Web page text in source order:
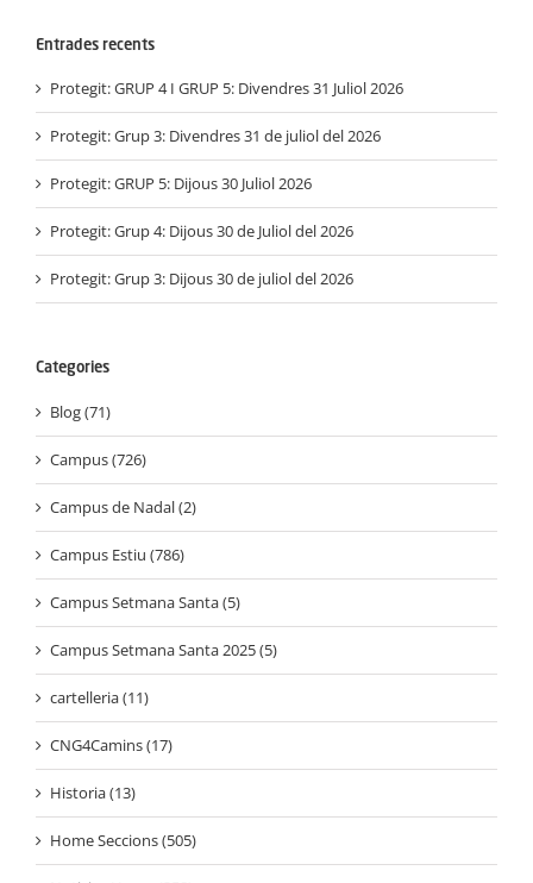
Entrades recents
Protegit: GRUP 4 I GRUP 5: Divendres 31 Juliol 2026
Protegit: Grup 3: Divendres 31 de juliol del 2026
Protegit: GRUP 5: Dijous 30 Juliol 2026
Protegit: Grup 4: Dijous 30 de Juliol del 2026
Protegit: Grup 3: Dijous 30 de juliol del 2026
Categories
Blog (71)
Campus (726)
Campus de Nadal (2)
Campus Estiu (786)
Campus Setmana Santa (5)
Campus Setmana Santa 2025 (5)
cartelleria (11)
CNG4Camins (17)
Historia (13)
Home Seccions (505)